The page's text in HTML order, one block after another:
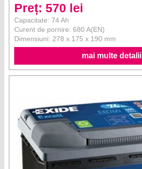
Preț: 570 lei
Capacitate: 74 Ah
Curent de pornire: 680 A(EN)
Dimensiuni: 278 x 175 x 190 mm
mai multe detalii